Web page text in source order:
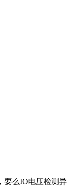
要么IO电压检测异